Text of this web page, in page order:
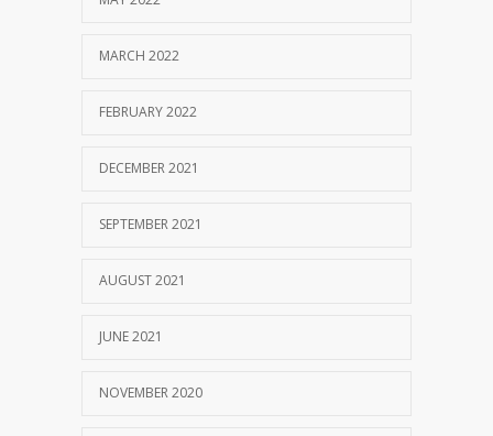
MARCH 2022
FEBRUARY 2022
DECEMBER 2021
SEPTEMBER 2021
AUGUST 2021
JUNE 2021
NOVEMBER 2020